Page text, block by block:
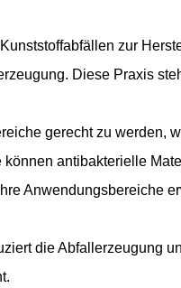
zur
Diese Praxis
gerecht zu werden,
antibakterielle
Anwendungsbereiche
die Abfallerzeugung